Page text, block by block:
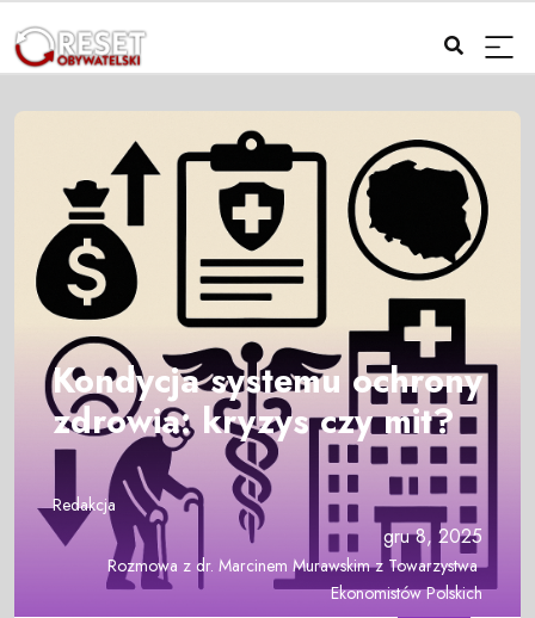
Kondycja systemu ochrony
zdrowia: kryzys czy mit?
Redakcja
gru 8, 2025
Rozmowa z dr. Marcinem Murawskim z Towarzystwa
Ekonomistów Polskich